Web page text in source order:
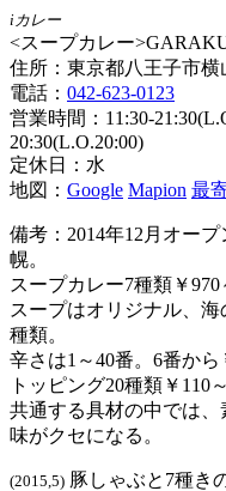
iカレー
<スープカレー
住所：東京都八王子市横
電話： 042-623-0123
営業時間：11:30-
20:30(L.O.20:00)
定休日：水
地図： Google Mapion 最
備考：2014年12月オー
幌。
スープカレー7種類￥970
スープはオリジナル、海
種類。
辛さは1～40番。6番から
トッピング20種類￥110～
共通する具材の中では
味がクセになる。
(2015,5) 豚しゃぶと7種き